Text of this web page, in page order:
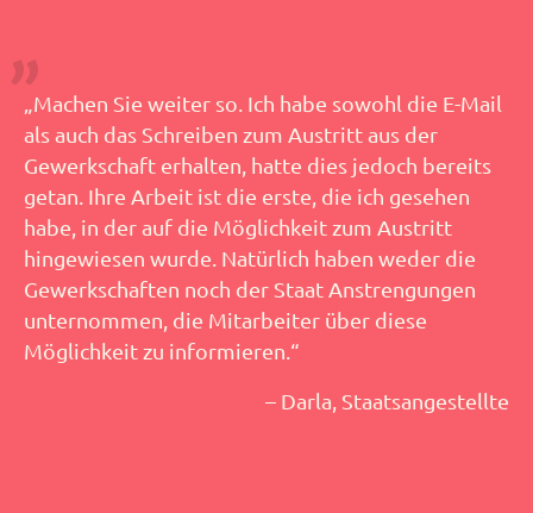
„Machen Sie weiter so. Ich habe sowohl die E-Mail
als auch das Schreiben zum Austritt aus der
Gewerkschaft erhalten, hatte dies jedoch bereits
getan. Ihre Arbeit ist die erste, die ich gesehen
habe, in der auf die Möglichkeit zum Austritt
hingewiesen wurde. Natürlich haben weder die
Gewerkschaften noch der Staat Anstrengungen
unternommen, die Mitarbeiter über diese
Möglichkeit zu informieren.“
– Darla, Staatsangestellte